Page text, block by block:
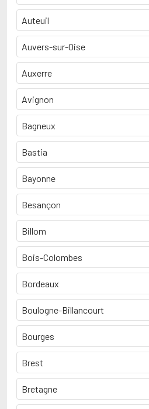
Auteuil
Auvers-sur-Oise
Auxerre
Avignon
Bagneux
Bastia
Bayonne
Besançon
Billom
Bois-Colombes
Bordeaux
Boulogne-Billancourt
Bourges
Brest
Bretagne